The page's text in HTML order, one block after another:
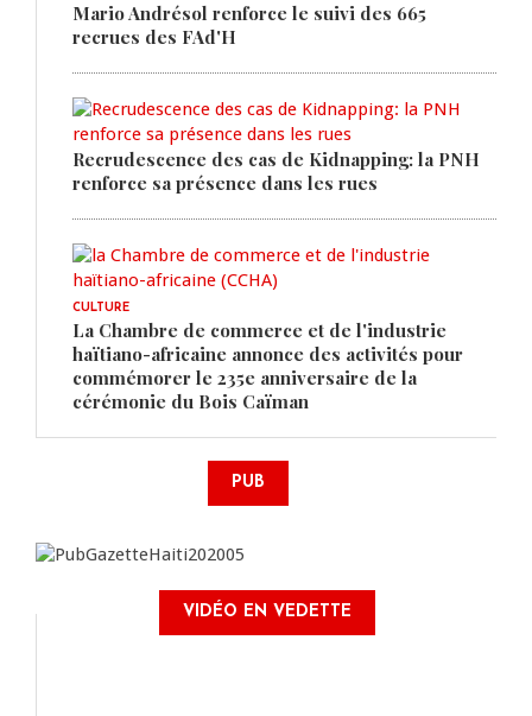
Mario Andrésol renforce le suivi des 665
recrues des FAd'H
Recrudescence des cas de Kidnapping: la PNH
renforce sa présence dans les rues
CULTURE
La Chambre de commerce et de l'industrie
haïtiano-africaine annonce des activités pour
commémorer le 235e anniversaire de la
cérémonie du Bois Caïman
PUB
VIDÉO EN VEDETTE